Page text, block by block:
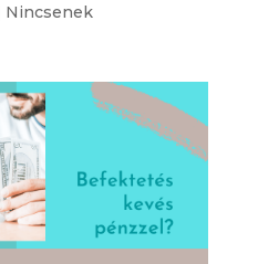
Nincsenek